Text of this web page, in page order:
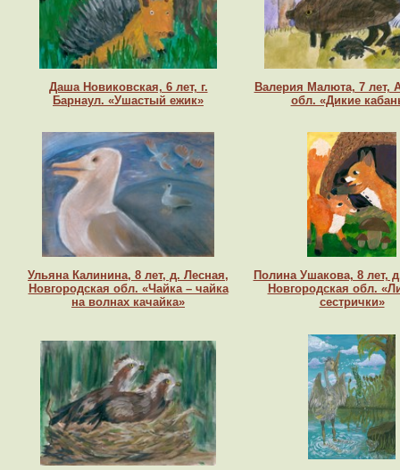
Даша Новиковская, 6 лет, г.
Барнаул. «Ушастый ежик»
Валерия Малюта, 7 лет,
обл. «Дикие
Ульяна Калинина, 8 лет, д. Лесная,
Новгородская обл. «Чайка – чайка
на волнах качайка»
Полина Ушакова, 8 лет,
Новгородская обл.
сестрички»